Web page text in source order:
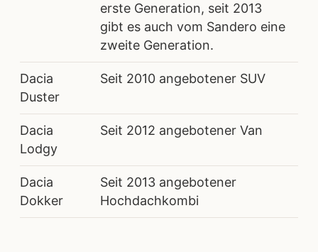
erste Generation, seit 2013
gibt es auch vom Sandero eine
zweite Generation.
Dacia
Duster
Seit 2010 angebotener SUV
Dacia
Lodgy
Seit 2012 angebotener Van
Dacia
Dokker
Seit 2013 angebotener
Hochdachkombi